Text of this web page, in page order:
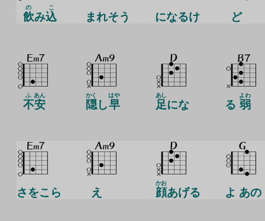
飲
の
み込
こ
まれそう になるけ ど
不
ふ
安
あん
隠
かく
し早
はや
足
あし
にな る 弱
よわ
さをこら え 顔
かお
あげる よ あの